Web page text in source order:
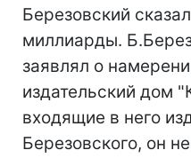
Березовский
миллиарды.
заявлял о
издательский дом
входящие в него
Березовского, он